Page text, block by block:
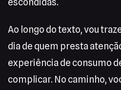
Ao longo do texto, vou
dia de quem presta
experiência de consumo
complicar. No caminho,